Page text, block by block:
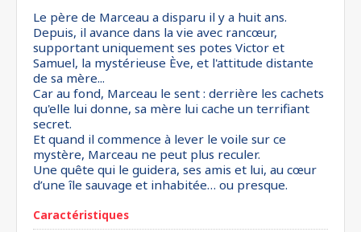
Le père de Marceau a disparu il y a huit ans.
Depuis, il avance dans la vie avec rancœur,
supportant uniquement ses potes Victor et
Samuel, la mystérieuse Ève, et l'attitude distante
de sa mère...
Car au fond, Marceau le sent : derrière les cachets
qu'elle lui donne, sa mère lui cache un terrifiant
secret.
Et quand il commence à lever le voile sur ce
mystère, Marceau ne peut plus reculer.
Une quête qui le guidera, ses amis et lui, au cœur
d’une île sauvage et inhabitée… ou presque.
Caractéristiques